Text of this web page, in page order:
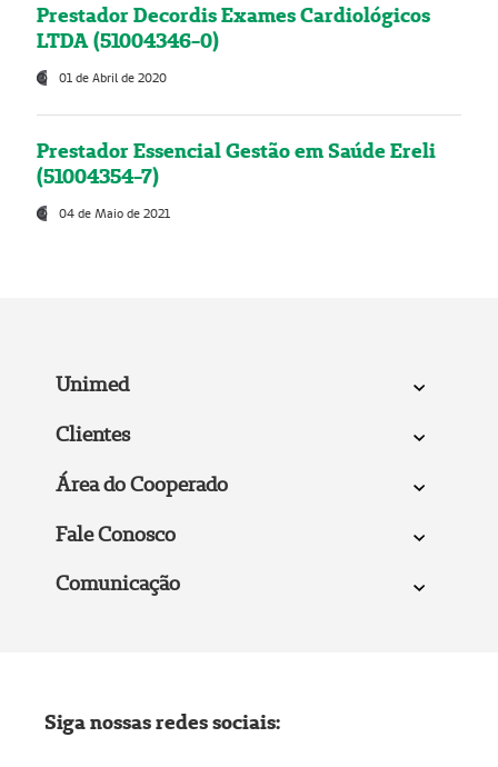
Prestador Decordis Exames Cardiológicos
LTDA (51004346-0)
01 de Abril de 2020
Prestador Essencial Gestão em Saúde Ereli
(51004354-7)
04 de Maio de 2021
Unimed
Clientes
Área do Cooperado
Fale Conosco
Comunicação
Siga nossas redes sociais: